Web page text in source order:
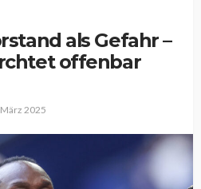
als Gefahr –
offenbar
2025